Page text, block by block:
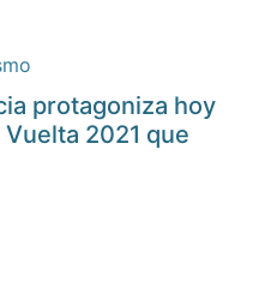
protagoniza hoy
2021 que